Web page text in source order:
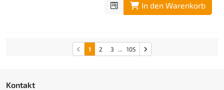
In den Warenkorb
1 2 3 ... 105
Kontakt